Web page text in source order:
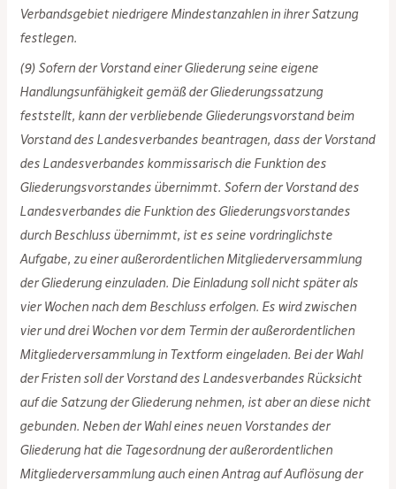
Verbandsgebiet niedrigere Mindestanzahlen in ihrer Satzung
festlegen.
(9) Sofern der Vorstand einer Gliederung seine eigene
Handlungsunfähigkeit gemäß der Gliederungssatzung
feststellt, kann der verbliebende Gliederungsvorstand beim
Vorstand des Landesverbandes beantragen, dass der Vorstand
des Landesverbandes kommissarisch die Funktion des
Gliederungsvorstandes übernimmt. Sofern der Vorstand des
Landesverbandes die Funktion des Gliederungsvorstandes
durch Beschluss übernimmt, ist es seine vordringlichste
Aufgabe, zu einer außerordentlichen Mitgliederversammlung
der Gliederung einzuladen. Die Einladung soll nicht später als
vier Wochen nach dem Beschluss erfolgen. Es wird zwischen
vier und drei Wochen vor dem Termin der außerordentlichen
Mitgliederversammlung in Textform eingeladen. Bei der Wahl
der Fristen soll der Vorstand des Landesverbandes Rücksicht
auf die Satzung der Gliederung nehmen, ist aber an diese nicht
gebunden. Neben der Wahl eines neuen Vorstandes der
Gliederung hat die Tagesordnung der außerordentlichen
Mitgliederversammlung auch einen Antrag auf Auflösung der